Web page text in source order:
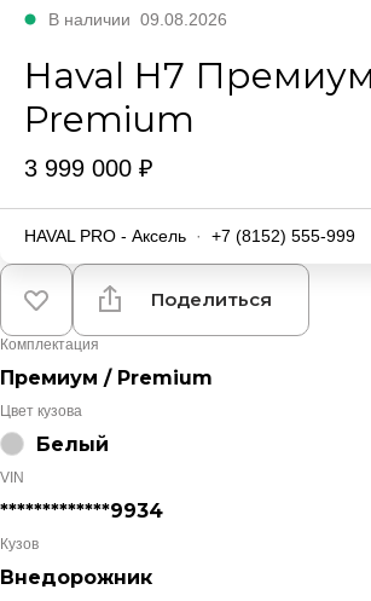
В наличии 09.08.2026
Haval H7
Premium
3 999 000 ₽
HAVAL PRO - Аксель · +7 (8152) 555-999
Поделиться
Комплектация
Премиум / Premium
Цвет кузова
Белый
VIN
*************9934
Кузов
Внедорожник